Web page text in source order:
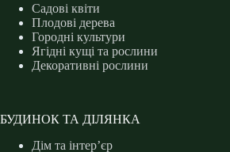
Садові квіти
Плодові дерева
Городні культури
Ягідні кущі та рослини
Декоративні рослини
БУДИНОК ТА ДІЛЯНКА
Дім та інтер’єр